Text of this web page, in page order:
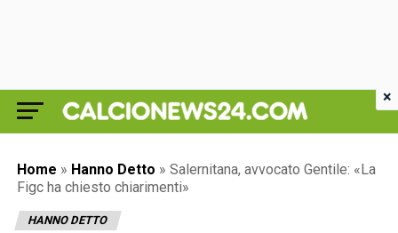
Home » Hanno Detto » Salernitana, avvocato Gentile: «La
Figc ha chiesto chiarimenti»
HANNO DETTO
×